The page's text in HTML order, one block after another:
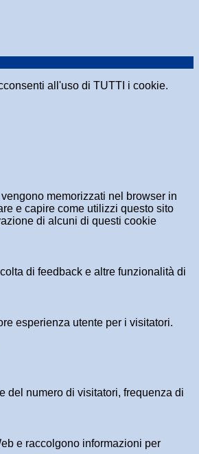
all'uso di TUTTI i cookie.
memorizzati nel browser in
e capire come utilizzi questo sito
di alcuni di questi cookie
di feedback e altre funzionalità di
esperienza utente per i visitatori.
del numero di visitatori, frequenza di
e raccolgono informazioni per